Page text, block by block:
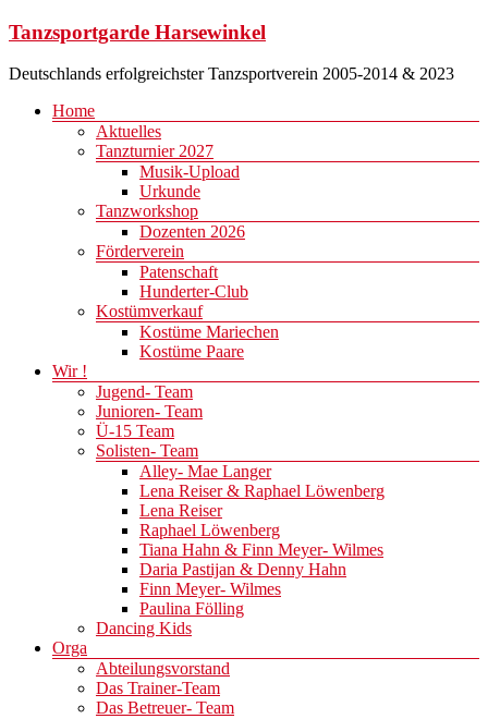
Zum
springen
Tanzsportgarde Harsewinkel
Deutschlands erfolgreichster Tanzsportverein 2005-2014 & 2023
Menü
Home
Aktuelles
Tanzturnier 2027
Musik-Upload
Urkunde
Tanzworkshop
Dozenten 2026
Förderverein
Patenschaft
Hunderter-Club
Kostümverkauf
Kostüme Mariechen
Kostüme Paare
Wir !
Jugend- Team
Junioren- Team
Ü-15 Team
Solisten- Team
Alley- Mae Langer
Lena Reiser & Raphael Löwenberg
Lena Reiser
Raphael Löwenberg
Tiana Hahn & Finn Meyer- Wilmes
Daria Pastijan & Denny Hahn
Finn Meyer- Wilmes
Paulina Fölling
Dancing Kids
Orga
Abteilungsvorstand
Das Trainer-Team
Das Betreuer- Team